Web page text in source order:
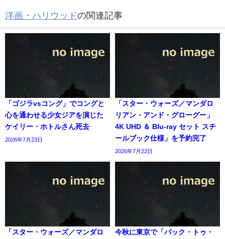
洋画・ハリウッドの関連記事
「ゴジラvsコング」でコングと
心を通わせる少女ジアを演じた
ケイリー・ホトルさん死去
2026年7月23日
「スター・ウォーズ／マンダロ
リアン・アンド・グローグー」
4K UHD ＆ Blu-ray セット スチ
ールブック仕様」を予約完了
2026年7月22日
「スター・ウォーズ／マンダロ
今秋に東京で「バック・トゥ・